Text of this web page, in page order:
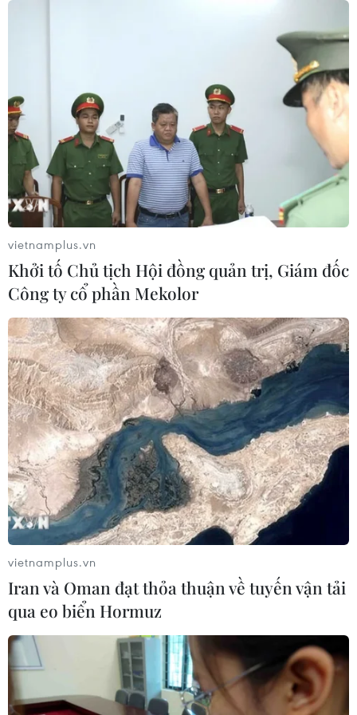
Nhãn
05/08/2026 07:16
Israel phát triển xét nghiệm máu đơn
giản giúp phát hiện sớm ung thư
phổi
Thái Lan phát hiện hóa thạch khủng
long ăn thịt hơn 130 triệu năm tuổi
05/08/2026 00:00
WHO ghi nhận tín hiệu tích cực từ
thử nghiệm điều trị Ebola tại Congo
04/08/2026 22:42
Đến năm 2030, Việt Nam làm chủ tối
thiểu 10 công nghệ lõi
Báo động xu hướng gia tăng người
trẻ mắc ung thư
04/08/2026 14:10
vietnamplus.vn
Khởi tố Chủ tịch Hội đồng quản trị, Giám đốc
Công ty cổ phần Mekolor
vietnamplus.vn
Iran và Oman đạt thỏa thuận về tuyến vận tải
qua eo biển Hormuz